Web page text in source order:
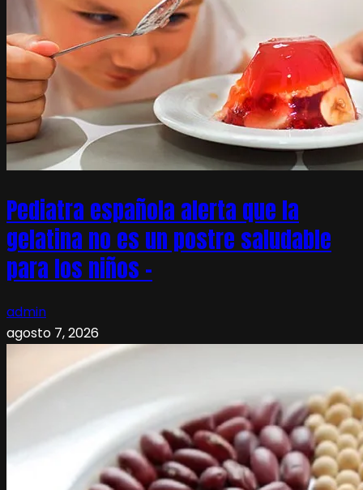
Pediatra española alerta que la
gelatina no es un postre saludable
para los niños –
admin
agosto 7, 2026